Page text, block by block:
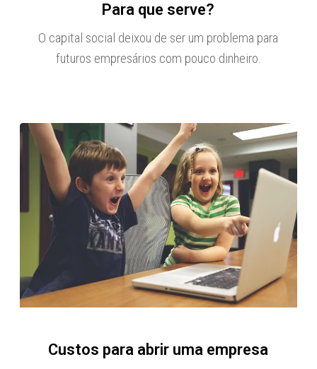
Para que serve?
O capital social deixou de ser um problema para
futuros empresários com pouco dinheiro.
Custos para abrir uma empresa